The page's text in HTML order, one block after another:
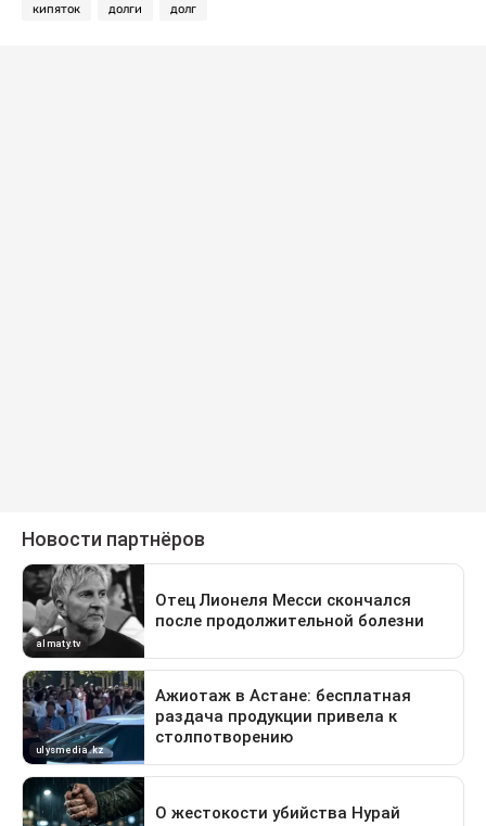
кипяток долги долг